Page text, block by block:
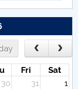
Fri
Sat
30 31 1